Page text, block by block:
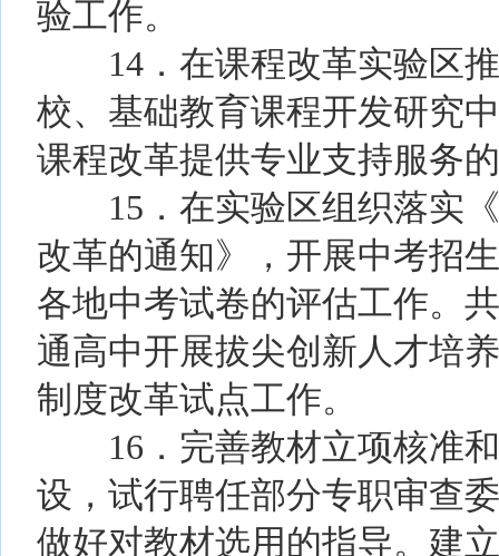
验工作。
14．在课程改革实验区推
校、基础教育课程开发研究
课程改革提供专业支持服务
15．在实验区组织落实《
改革的通知》，开展中考招
各地中考试卷的评估工作。
通高中开展拔尖创新人才培
制度改革试点工作。
16．完善教材立项核准和
设，试行聘任部分专职审查
做好对教材选用的指导。建